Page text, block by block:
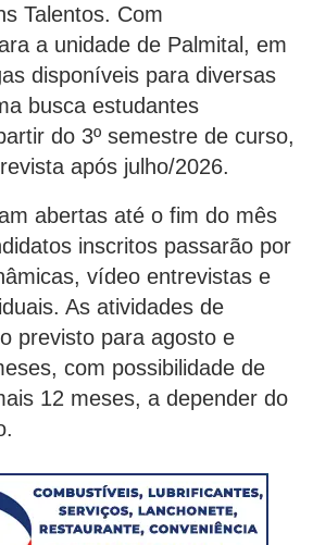
Talentos. Com
a unidade de Palmital, em
disponíveis para diversas
busca estudantes
do 3º semestre de curso,
após julho/2026.
abertas até o fim do mês
inscritos passarão por
vídeo entrevistas e
As atividades de
previsto para agosto e
com possibilidade de
12 meses, a depender do